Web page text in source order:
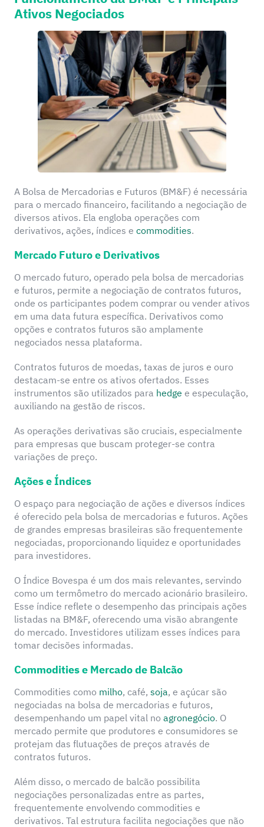
Ativos Negociados
A Bolsa de Mercadorias e Futuros (BM&F) é necessária
para o mercado financeiro, facilitando a negociação de
diversos ativos. Ela engloba operações com
derivativos, ações, índices e commodities.
Mercado Futuro e Derivativos
O mercado futuro, operado pela bolsa de mercadorias
e futuros, permite a negociação de contratos futuros,
onde os participantes podem comprar ou vender ativos
em uma data futura específica. Derivativos como
opções e contratos futuros são amplamente
negociados nessa plataforma.
Contratos futuros de moedas, taxas de juros e ouro
destacam-se entre os ativos ofertados. Esses
instrumentos são utilizados para hedge e especulação,
auxiliando na gestão de riscos.
As operações derivativas são cruciais, especialmente
para empresas que buscam proteger-se contra
variações de preço.
Ações e Índices
O espaço para negociação de ações e diversos índices
é oferecido pela bolsa de mercadorias e futuros. Ações
de grandes empresas brasileiras são frequentemente
negociadas, proporcionando liquidez e oportunidades
para investidores.
O Índice Bovespa é um dos mais relevantes, servindo
como um termômetro do mercado acionário brasileiro.
Esse índice reflete o desempenho das principais ações
listadas na BM&F, oferecendo uma visão abrangente
do mercado. Investidores utilizam esses índices para
tomar decisões informadas.
Commodities e Mercado de Balcão
Commodities como milho, café, soja, e açúcar são
negociadas na bolsa de mercadorias e futuros,
desempenhando um papel vital no agronegócio. O
mercado permite que produtores e consumidores se
protejam das flutuações de preços através de
contratos futuros.
Além disso, o mercado de balcão possibilita
negociações personalizadas entre as partes,
frequentemente envolvendo commodities e
derivativos. Tal estrutura facilita negociações que não